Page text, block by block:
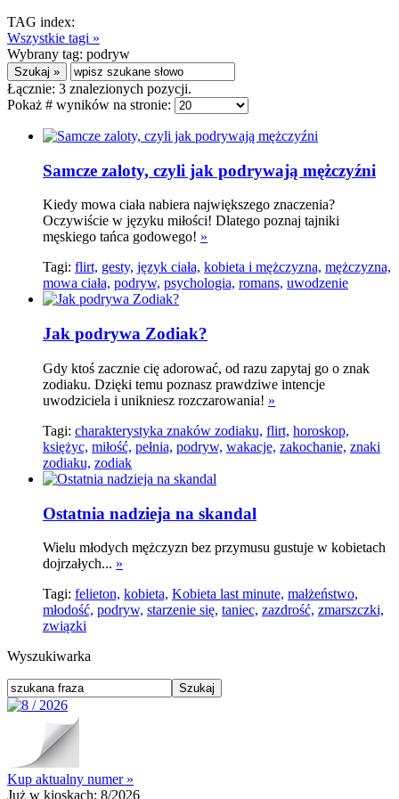
TAG index:
Wszystkie tagi »
Wybrany tag: podryw
Łącznie: 3 znalezionych pozycji.
Pokaż # wyników na stronie:
Samcze zaloty, czyli jak podrywają mężczyźni
Kiedy mowa ciała nabiera największego znaczenia?
Oczywiście w języku miłości! Dlatego poznaj tajniki
męskiego tańca godowego! »
Tagi: flirt, gesty, język ciała, kobieta i mężczyzna, mężczyzna,
mowa ciała, podryw, psychologia, romans, uwodzenie
Jak podrywa Zodiak?
Gdy ktoś zacznie cię adorować, od razu zapytaj go o znak
zodiaku. Dzięki temu poznasz prawdziwe intencje
uwodziciela i unikniesz rozczarowania! »
Tagi: charakterystyka znaków zodiaku, flirt, horoskop,
księżyc, miłość, pełnia, podryw, wakacje, zakochanie, znaki
zodiaku, zodiak
Ostatnia nadzieja na skandal
Wielu młodych mężczyzn bez przymusu gustuje w kobietach
dojrzałych... »
Tagi: felieton, kobieta, Kobieta last minute, małżeństwo,
młodość, podryw, starzenie się, taniec, zazdrość, zmarszczki,
związki
Wyszukiwarka
Kup aktualny numer »
Już w kioskach: 8/2026